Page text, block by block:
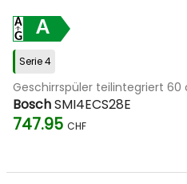
A
Serie 4
Geschirrspüler teilintegriert 60
BoschSMI4ECS28E
747.95 CHF